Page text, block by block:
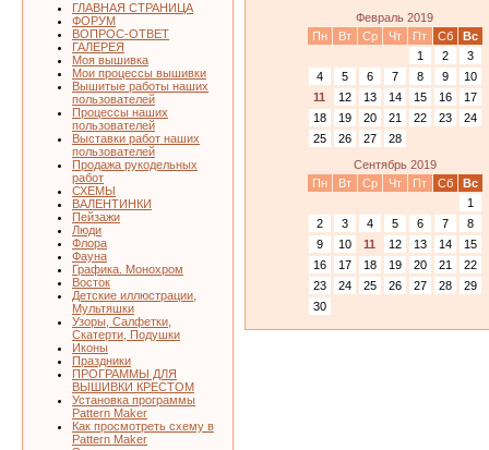
ГЛАВНАЯ СТРАНИЦА
ФОРУМ
ВОПРОС-ОТВЕТ
ГАЛЕРЕЯ
Моя вышивка
Мои процессы вышивки
Вышитые работы наших
пользователей
Процессы наших
пользователей
Выставки работ наших
пользователей
Продажа рукодельных
работ
СХЕМЫ
ВАЛЕНТИНКИ
Пейзажи
Люди
Флора
Фауна
Графика. Монохром
Восток
Детские иллюстрации,
Мультяшки
Узоры, Салфетки,
Скатерти, Подушки
Иконы
Праздники
ПРОГРАММЫ ДЛЯ
ВЫШИВКИ КРЕСТОМ
Установка программы
Pattern Maker
Как просмотреть схему в
Pattern Maker
Февраль 2019
Пн
Вт Ср Чт Пт Сб
Вс
1
2
3
4
5 6 7 8 9
10
11
12 13 14 15 16
17
18
19 20 21 22 23
24
25
26 27
28
Сентябрь 2019
Пн
Вт Ср Чт Пт Сб
Вс
1
2
3 4 5 6 7
8
9
10 11 12 13 14
15
16
17 18 19 20 21
22
23
24 25 26 27 28
29
30